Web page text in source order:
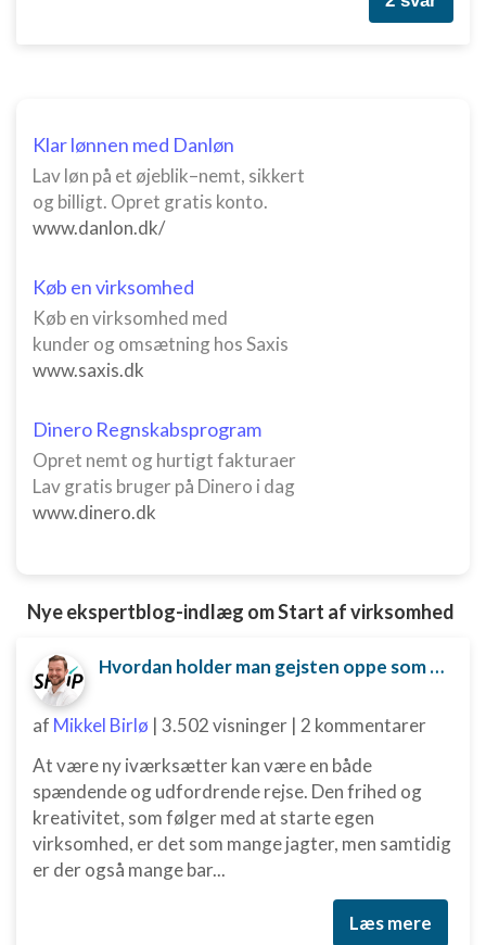
Klar lønnen med Danløn
Lav løn på et øjeblik–nemt, sikkert
og billigt. Opret gratis konto.
www.danlon.dk/
Køb en virksomhed
Køb en virksomhed med
kunder og omsætning hos Saxis
www.saxis.dk
Dinero Regnskabsprogram
Opret nemt og hurtigt fakturaer
Lav gratis bruger på Dinero i dag
www.dinero.dk
Nye ekspertblog-indlæg om Start af virksomhed
Hvordan holder man gejsten oppe som ny iværksætter?
af Mikkel Birlø | 3.502 visninger | 2 kommentarer
At være ny iværksætter kan være en både
spændende og udfordrende rejse. Den frihed og
kreativitet, som følger med at starte egen
virksomhed, er det som mange jagter, men samtidig
er der også mange bar...
Læs mere